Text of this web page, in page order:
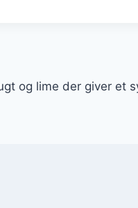
og lime der giver et